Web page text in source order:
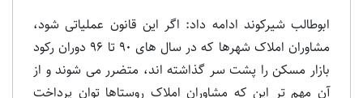
ابوطالب شیرکوند ادامه داد: اگر این قانون عملیاتی شود،
مشاوران املاک شهرها که در سال های ۹۰ تا ۹۶ دوران رکود
بازار مسکن را پشت سر گذاشته اند، متضرر می شوند و از
آن مهم تر این که مشاوران املاک روستاها توان پرداخت